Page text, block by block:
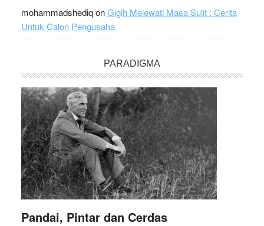
mohammadshediqonGigih Melewati Masa Sulit : Cerita
Untuk Calon Pengusaha
PARADIGMA
Pandai, Pintar dan Cerdas